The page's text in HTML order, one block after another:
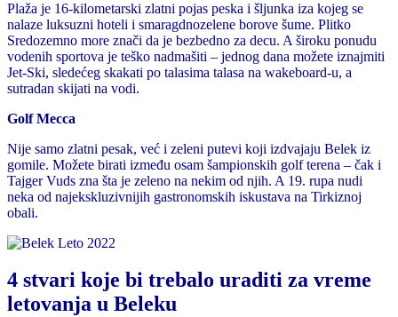
Plaža je 16-kilometarski zlatni pojas peska i šljunka iza kojeg se
nalaze luksuzni hoteli i smaragdnozelene borove šume. Plitko
Sredozemno more znači da je bezbedno za decu. A široku ponudu
vodenih sportova je teško nadmašiti – jednog dana možete iznajmiti
Jet-Ski, sledećeg skakati po talasima talasa na wakeboard-u, a
sutradan skijati na vodi.
Golf Mecca
Nije samo zlatni pesak, već i zeleni putevi koji izdvajaju Belek iz
gomile. Možete birati između osam šampionskih golf terena – čak i
Tajger Vuds zna šta je zeleno na nekim od njih. A 19. rupa nudi
neka od najekskluzivnijih gastronomskih iskustava na Tirkiznoj
obali.
4 stvari koje bi trebalo uraditi za vreme
letovanja u Beleku